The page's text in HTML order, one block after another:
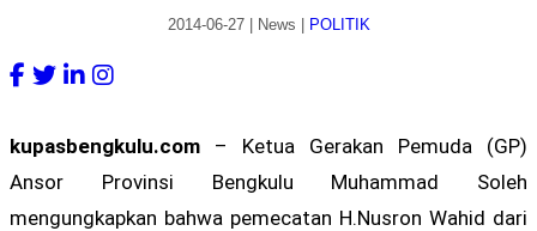
2014-06-27| News POLITIK
kupasbengkulu.com – Ketua Gerakan Pemuda (GP)
Ansor Provinsi Bengkulu Muhammad Soleh
mengungkapkan bahwa pemecatan H.Nusron Wahid dari